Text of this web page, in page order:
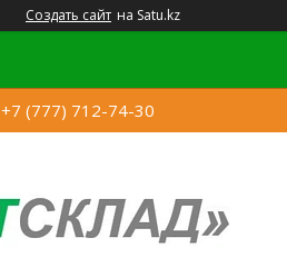
Создать сайт на Satu.kz
+7 (777) 712-74-30